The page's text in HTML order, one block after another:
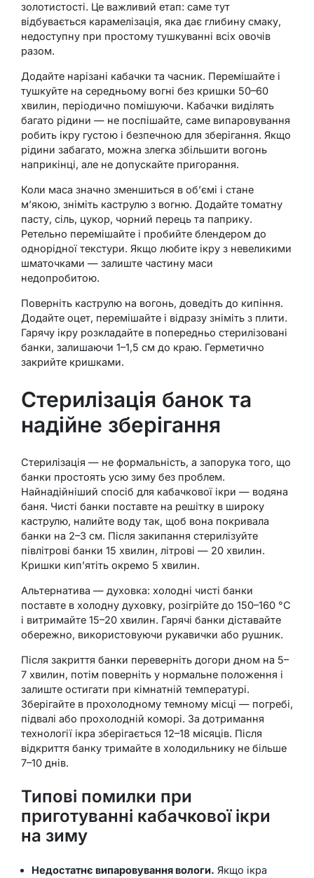
золотистості. Це важливий етап: саме тут
відбувається карамелізація, яка дає глибину смаку,
недоступну при простому тушкуванні всіх овочів
разом.
Додайте нарізані кабачки та часник. Перемішайте і
тушкуйте на середньому вогні без кришки 50–60
хвилин, періодично помішуючи. Кабачки виділять
багато рідини — не поспішайте, саме випаровування
робить ікру густою і безпечною для зберігання. Якщо
рідини забагато, можна злегка збільшити вогонь
наприкінці, але не допускайте пригорання.
Коли маса значно зменшиться в об’ємі і стане
м’якою, зніміть каструлю з вогню. Додайте томатну
пасту, сіль, цукор, чорний перець та паприку.
Ретельно перемішайте і пробийте блендером до
однорідної текстури. Якщо любите ікру з невеликими
шматочками — залиште частину маси
недопробитою.
Поверніть каструлю на вогонь, доведіть до кипіння.
Додайте оцет, перемішайте і відразу зніміть з плити.
Гарячу ікру розкладайте в попередньо стерилізовані
банки, залишаючи 1–1,5 см до краю. Герметично
закрийте кришками.
Стерилізація банок та
надійне зберігання
Стерилізація — не формальність, а запорука того, що
банки простоять усю зиму без проблем.
Найнадійніший спосіб для кабачкової ікри — водяна
баня. Чисті банки поставте на решітку в широку
каструлю, налийте воду так, щоб вона покривала
банки на 2–3 см. Після закипання стерилізуйте
півлітрові банки 15 хвилин, літрові — 20 хвилин.
Кришки кип’ятіть окремо 5 хвилин.
Альтернатива — духовка: холодні чисті банки
поставте в холодну духовку, розігрійте до 150–160 °C
і витримайте 15–20 хвилин. Гарячі банки діставайте
обережно, використовуючи рукавички або рушник.
Після закриття банки переверніть догори дном на 5–
7 хвилин, потім поверніть у нормальне положення і
залиште остигати при кімнатній температурі.
Зберігайте в прохолодному темному місці — погребі,
підвалі або прохолодній коморі. За дотримання
технології ікра зберігається 12–18 місяців. Після
відкриття банку тримайте в холодильнику не більше
7–10 днів.
Типові помилки при
приготуванні кабачкової ікри
на зиму
Недостатнє випаровування вологи. Якщо ікра